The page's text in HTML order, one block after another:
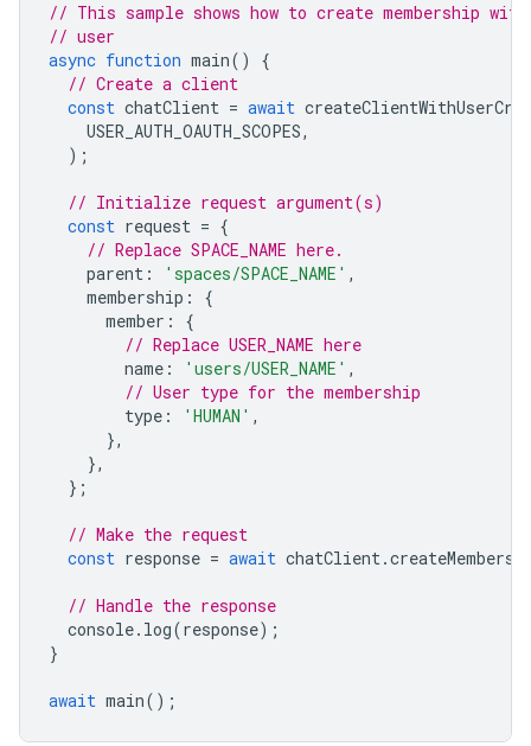
// This sample shows how to create membership
// user
async function main()
{
// Create a client
const chatClient = await
USER_AUTH_OAUTH_SCOPES,
);
// Initialize request argument(s)
const request = {
// Replace SPACE_NAME here.
parent : 'spaces/SPACE_NAME' ,
membership :
{
member :
{
// Replace USER_NAME here
name : 'users/USER_NAME' ,
// User type for the membership
type : 'HUMAN' ,
},
},
};
// Make the request
const response = await chatClient.
// Handle the response
console. log(response);
}
await main();